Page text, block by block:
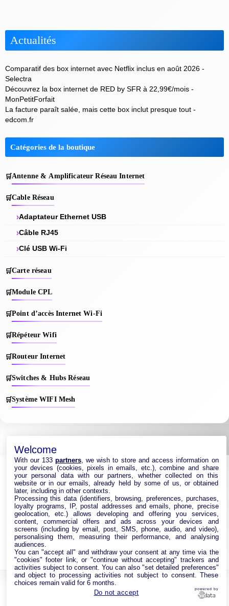
Actualités
Comparatif des box internet avec Netflix inclus en août 2026 -
Selectra
Découvrez la box internet de RED by SFR à 22,99€/mois -
MonPetitForfait
La facture paraît salée, mais cette box inclut presque tout -
edcom.fr
Catégories de la boutique
Antenne & Amplificateur Réseau Internet
Cable Réseau
Adaptateur Ethernet USB
Câble RJ45
Clé USB Wi-Fi
Carte réseau
Module CPL
Point d’accès Internet Wi-Fi
Répéteur Wifi
Routeur Internet
Switches & Hubs Réseau
Système WIFI Mesh
Navigation |Partenaires| Contact|Politique de Confidentialité|
Mentions Légales|Paramétrer les cookies
© 2026 https://www.fournisseur-acces-internet.com/
Welcome
With our 133 partners, we wish to store and access information on
your devices (cookies, pixels in emails, etc.), combine and share
your personal data with our partners, whether collected on this
website or in our emails, already held by some of us, or obtained
later, including in other contexts.
Processing this data (identifiers, browsing, preferences, purchases,
loyalty programs, IP, postal addresses and emails, phone, precise
geolocation, etc.) allows developing and offering you services,
content, commercial offers and ads across your devices and
screens (including by email, post, SMS, phone, audio, and video),
personalising them, measuring their performance, and analysing
audiences.
You can "accept all" and withdraw your consent at any time via the
"cookies" footer link, or "continue without accepting" trackers and
activities subject to consent. You can also "set detailed preferences"
and object to processing activities not subject to consent. These
choices remain valid for 6 months.
Do not accept
powered by